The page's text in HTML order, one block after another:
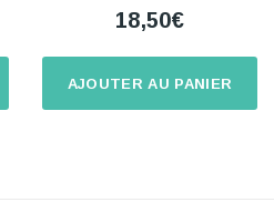
AJOUTER AU PANIER
18,50€